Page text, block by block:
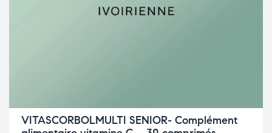
VITASCORBOLMULTI SENIOR- Complément